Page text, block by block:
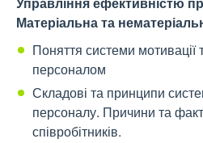
Матеріальна та
Поняття системи мотивації
персоналом
Складові та принципи
персоналу. Причини та
співробітників.